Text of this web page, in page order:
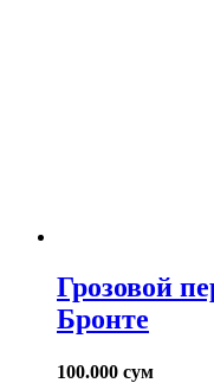
Грозовой
Бронте
100.000 сум